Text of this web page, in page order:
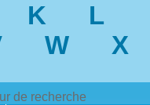
K
L
W
X
de recherche